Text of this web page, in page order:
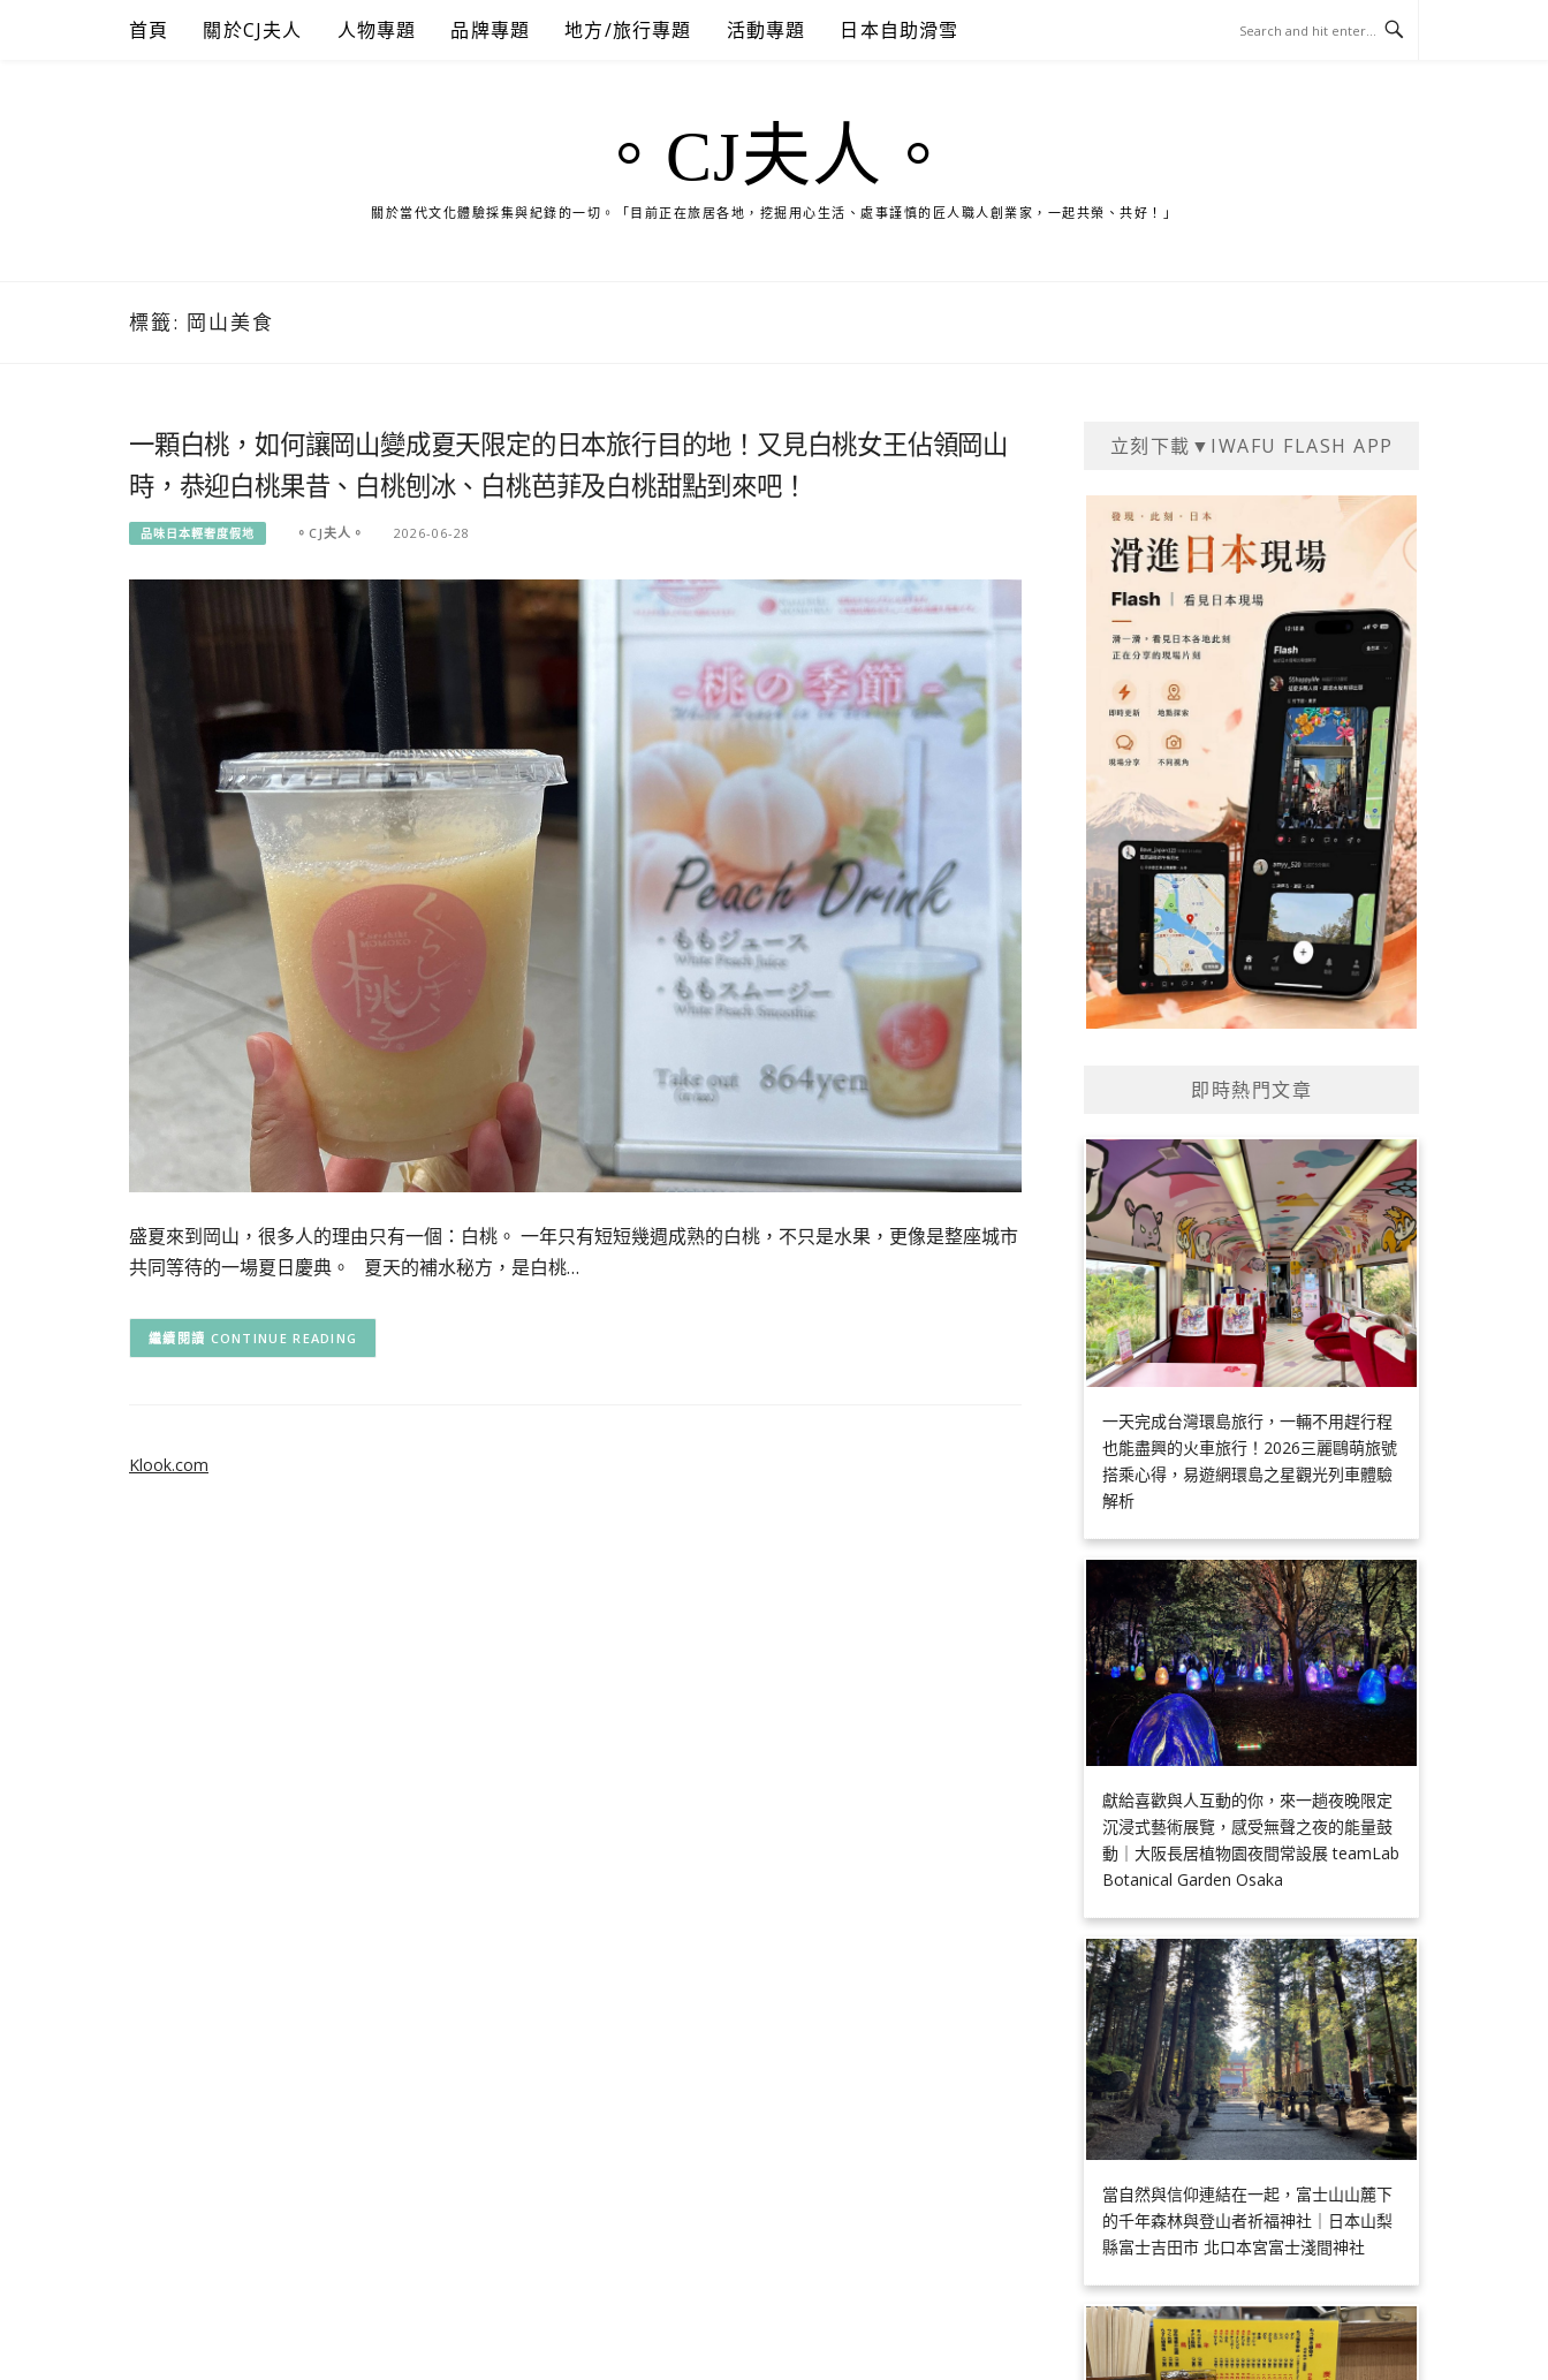
首頁 關於CJ夫人 人物專題 品牌專題 地方/旅行專題 活動專題 日本自助滑雪
。CJ夫人。
關於當代文化體驗採集與紀錄的一切。「目前正在旅居各地，挖掘用心生活、處事謹慎的匠人職人創業家，一起共榮、共好！」
標籤: 岡山美食
一顆白桃，如何讓岡山變成夏天限定的日本旅行目的地！又見白桃女王佔領岡山
時，恭迎白桃果昔、白桃刨冰、白桃芭菲及白桃甜點到來吧！
品味日本輕奢度假地 。CJ夫人。 2026-06-28
盛夏來到岡山，很多人的理由只有一個：白桃。 一年只有短短幾週成熟的白桃，不只是水果，更像是整座城市
共同等待的一場夏日慶典。 夏天的補水秘方，是白桃…
CONTINUE READING
立刻下載▼IWAFU FLASH APP
即時熱門文章
一天完成台灣環島旅行，一輛不用趕行程
也能盡興的火車旅行！2026三麗鷗萌旅號
搭乘心得，易遊網環島之星觀光列車體驗
解析
獻給喜歡與人互動的你，來一趟夜晚限定
沉浸式藝術展覽，感受無聲之夜的能量鼓
動｜大阪長居植物園夜間常設展 teamLab
Botanical Garden Osaka
當自然與信仰連結在一起，富士山山麓下
的千年森林與登山者祈福神社｜日本山梨
縣富士吉田市 北口本宮富士淺間神社
Klook.com